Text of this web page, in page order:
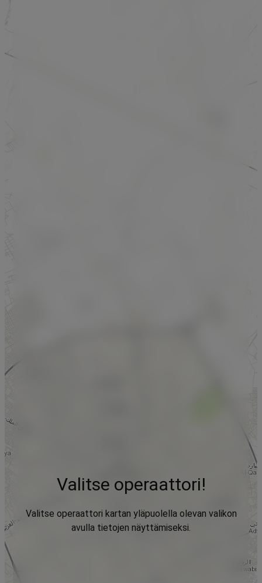
Valitse operaattori!
Valitse operaattori kartan yläpuolella olevan valikon
avulla tietojen näyttämiseksi.